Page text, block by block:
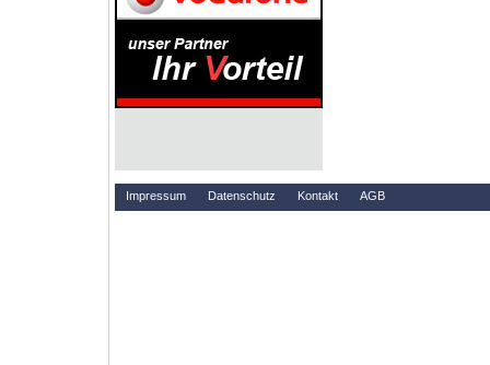
Impressum Datenschutz Kontakt AGB